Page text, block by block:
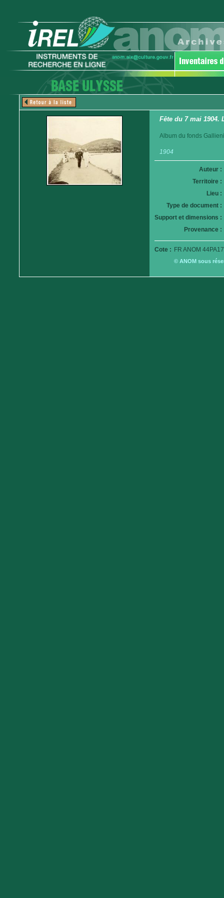
Fête du 7 mai 1904.
Album du fonds
1904
Auteur :
Territoire :
Lieu :
Type de document :
Support et dimensions :
Provenance :
Cote : FR ANOM
© ANOM sous